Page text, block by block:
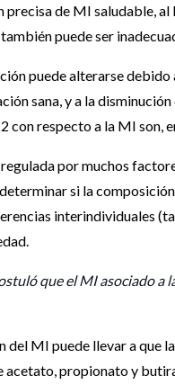
precisa de MI saludable,
puede ser
puede alterarse
sana, y a la
con respecto a la MI son,
por muchos
si la
interindividuales
que el MI asociado a
del MI puede llevar a que
propionato y